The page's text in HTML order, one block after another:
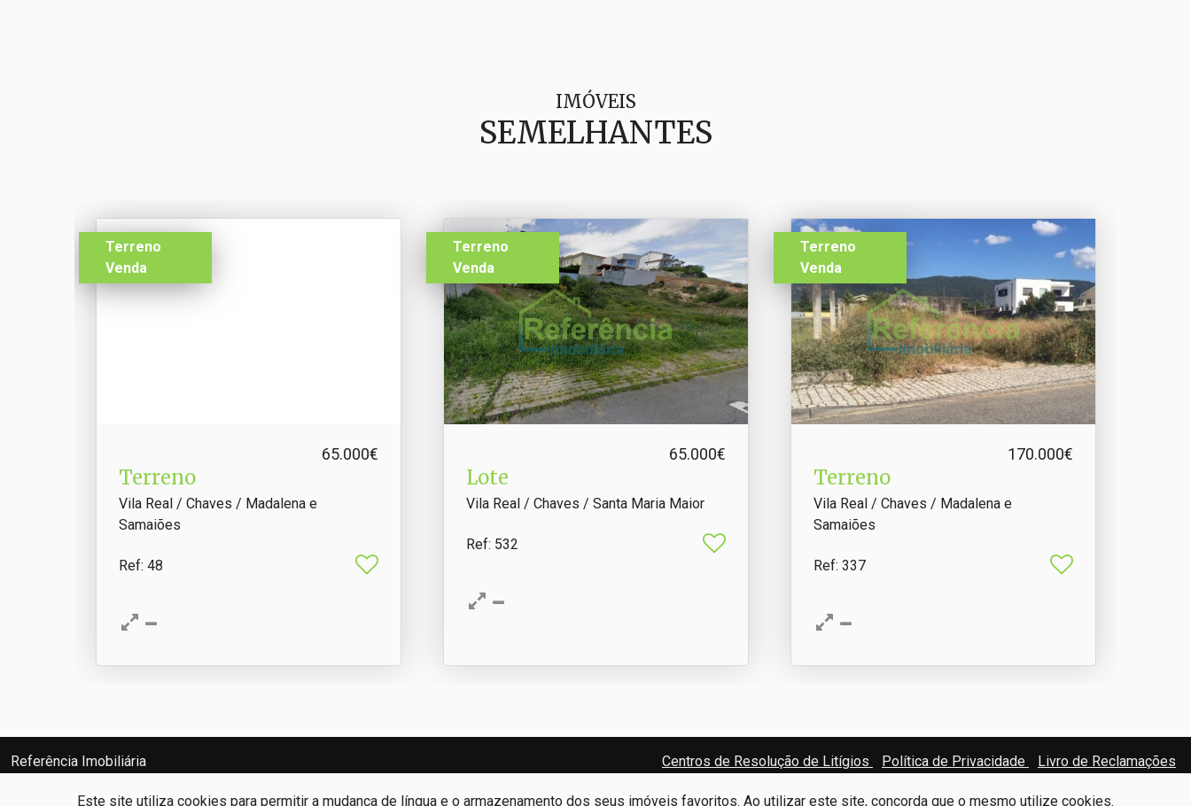
Este site utiliza cookies para permitir a mudança de língua e o armazenamento dos seus imóveis favoritos. Ao utilizar este site, concorda que o mesmo utilize cookies.
IMÓVEIS
SEMELHANTES
Terreno
Venda
65.000€
Terreno
Vila Real / Chaves / Madalena e
Samaiões
Ref: 48
Terreno
Venda
65.000€
Lote
Vila Real / Chaves / Santa Maria Maior
Ref: 532
Terreno
Venda
170.000€
Terreno
Vila Real / Chaves / Madalena e
Samaiões
Ref: 337
Referência Imobiliária
Centros de Resolução de Litígios Política de Privacidade Livro de Reclamações